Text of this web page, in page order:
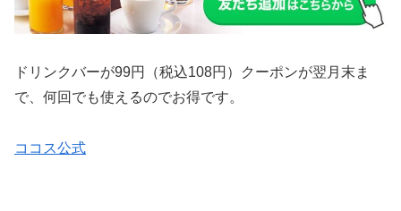
ドリンクバーが99円（税込108円）クーポンが翌月末ま
で、何回でも使えるのでお得です。
ココス公式